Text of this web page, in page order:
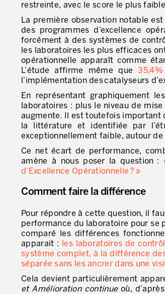
restreinte, avec le score le plus
La première observation notable
des programmes d’excellence
forcément à des systèmes de
les laboratoires les plus efficaces
opérationnelle apparaît comme
L’étude affirme même que
l’implémentation des catalyseurs
En représentant graphiquement
laboratoires : plus le niveau de
augmente. Il est toutefois important
la littérature et identifiée par
exceptionnellement faible, autour
Ce net écart de performance,
amène à nous poser la question :
d’Excellence Opérationnelle ? »
Comment faire la différence
Pour répondre à cette question, il
performance du laboratoire pour se
comparé les différences
apparait :
les laboratoires de
système complet, à la différence
séparée sans les ancrer dans une
Cela devient particulièrement
et Amélioration continueoù,